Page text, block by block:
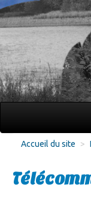
Culture Loisirs
Accueil du site >